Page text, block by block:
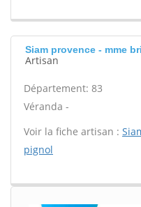
Siam provence - mme
Artisan
Département: 83
Véranda -
Voir la fiche artisan :
pignol